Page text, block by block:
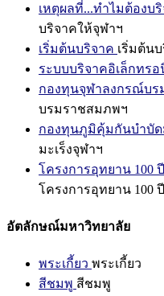
เหตุผลที่...ทำไมต้องบ
บริจาคให้จุฬาฯ
เริ่มต้นบริจาค เริ่มต้น
ระบบบริจาคอิเล็กทร
กองทุนจุฬาลงกรณ์บร
บรมราชสมภพฯ
กองทุนภูมิคุ้มกันบำบัด
มะเร็งจุฬาฯ
โครงการอุทยาน 100
โครงการอุทยาน 100
อัตลักษณ์มหาวิทยาลัย
พระเกี้ยว พระเกี้ยว
สีชมพู สีชมพู